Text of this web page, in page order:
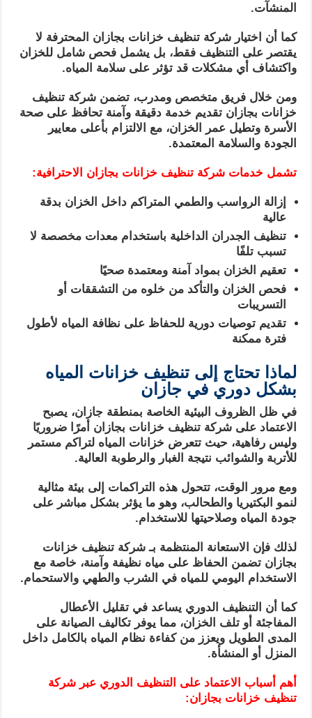
المنشآت.
كما أن اختيار شركة تنظيف خزانات بجازان المحترفة لا
يقتصر على التنظيف فقط، بل يشمل فحص شامل للخزان
واكتشاف أي مشكلات قد تؤثر على سلامة المياه.
ومن خلال فريق متخصص ومدرب، تضمن شركة تنظيف
خزانات بجازان تقديم خدمة دقيقة وآمنة تحافظ على صحة
الأسرة وتطيل عمر الخزان، مع الالتزام بأعلى معايير
الجودة والسلامة المعتمدة.
تشمل خدمات شركة تنظيف خزانات بجازان الاحترافية:
إزالة الرواسب والطمي المتراكم داخل الخزان بدقة
عالية
تنظيف الجدران الداخلية باستخدام معدات مخصصة لا
تسبب تلفًا
تعقيم الخزان بمواد آمنة ومعتمدة صحيًا
فحص الخزان والتأكد من خلوه من التشققات أو
التسريبات
تقديم توصيات دورية للحفاظ على نظافة المياه لأطول
فترة ممكنة
لماذا تحتاج إلى تنظيف خزانات المياه
بشكل دوري في جازان
في ظل الظروف البيئية الخاصة بمنطقة جازان، يصبح
الاعتماد على شركة تنظيف خزانات بجازان أمرًا ضروريًا
وليس رفاهية، حيث تتعرض خزانات المياه لتراكم مستمر
للأتربة والشوائب نتيجة الغبار والرطوبة العالية.
ومع مرور الوقت، تتحول هذه التراكمات إلى بيئة مثالية
لنمو البكتيريا والطحالب، وهو ما يؤثر بشكل مباشر على
جودة المياه وصلاحيتها للاستخدام.
لذلك فإن الاستعانة المنتظمة بـ شركة تنظيف خزانات
بجازان تضمن الحفاظ على مياه نظيفة وآمنة، خاصة مع
الاستخدام اليومي للمياه في الشرب والطهي والاستحمام.
كما أن التنظيف الدوري يساعد في تقليل الأعطال
المفاجئة أو تلف الخزان، مما يوفر تكاليف الصيانة على
المدى الطويل ويعزز من كفاءة نظام المياه بالكامل داخل
المنزل أو المنشأة.
أهم أسباب الاعتماد على التنظيف الدوري عبر شركة
تنظيف خزانات بجازان: